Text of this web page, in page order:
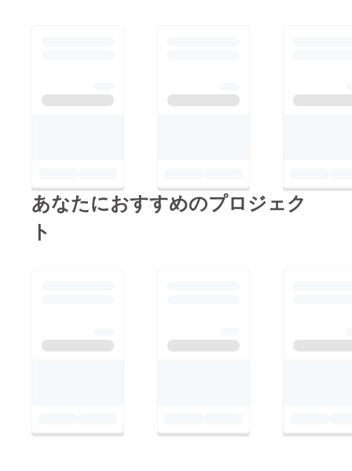
あなたにおすすめのプロジェク
ト